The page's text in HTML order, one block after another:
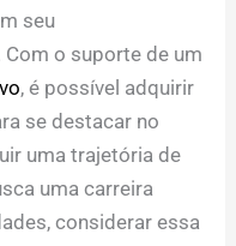
seu
o suporte de um
, é possível adquirir
se destacar no
uma trajetória de
uma carreira
considerar essa